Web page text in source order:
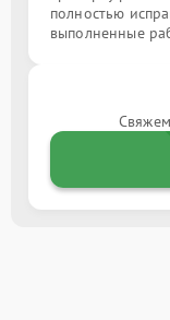
полностью
выполненные